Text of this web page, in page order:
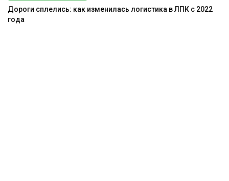
Дороги сплелись: как изменилась логистика в ЛПК с 2022
года